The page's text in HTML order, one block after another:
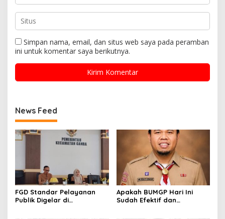
Simpan nama, email, dan situs web saya pada peramban
ini untuk komentar saya berikutnya.
News Feed
FGD Standar Pelayanan
Publik Digelar di
Apakah BUMGP Hari Ini
Sudah Efektif dan